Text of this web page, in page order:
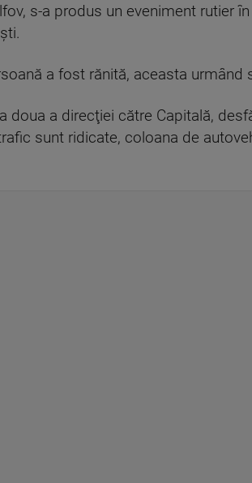
s-a produs un eveniment rutier
a fost rănită, aceasta urmând
doua a direcţiei către Capitală,
sunt ridicate, coloana de